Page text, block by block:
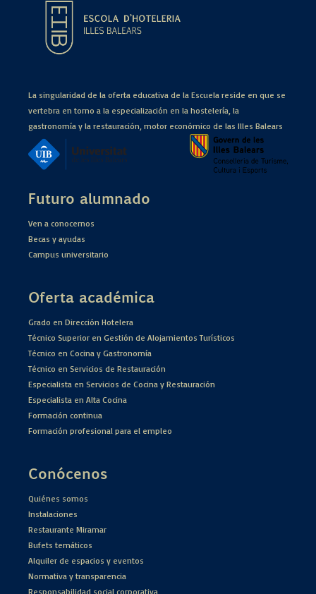
La singularidad de la oferta educativa de la Escuela reside en que se
vertebra en torno a la especialización en la hostelería, la
gastronomía y la restauración, motor económico de las Illes Balears
Futuro alumnado
Ven a conocernos
Becas y ayudas
Campus universitario
Oferta académica
Grado en Dirección Hotelera
Técnico Superior en Gestión de Alojamientos Turísticos
Técnico en Cocina y Gastronomía
Técnico en Servicios de Restauración
Especialista en Servicios de Cocina y Restauración
Especialista en Alta Cocina
Formación continua
Formación profesional para el empleo
Conócenos
Quiénes somos
Instalaciones
Restaurante Miramar
Bufets temáticos
Alquiler de espacios y eventos
Normativa y transparencia
Responsabilidad social corporativa